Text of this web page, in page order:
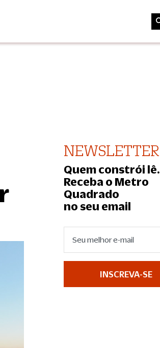
NEWSLETTER
Quem constrói lê.
Receba o Metro
Quadrado
no seu email
INSCREVA-SE